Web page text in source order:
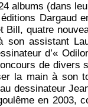
albums (dans
Dargaud
Bill, quatre
son assistant
d’«
de divers
la main à son
dessinateur
en 2003,